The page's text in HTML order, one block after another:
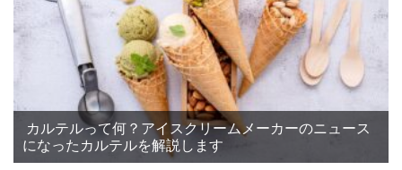
カルテルって何？アイスクリームメーカーのニュース
になったカルテルを解説します